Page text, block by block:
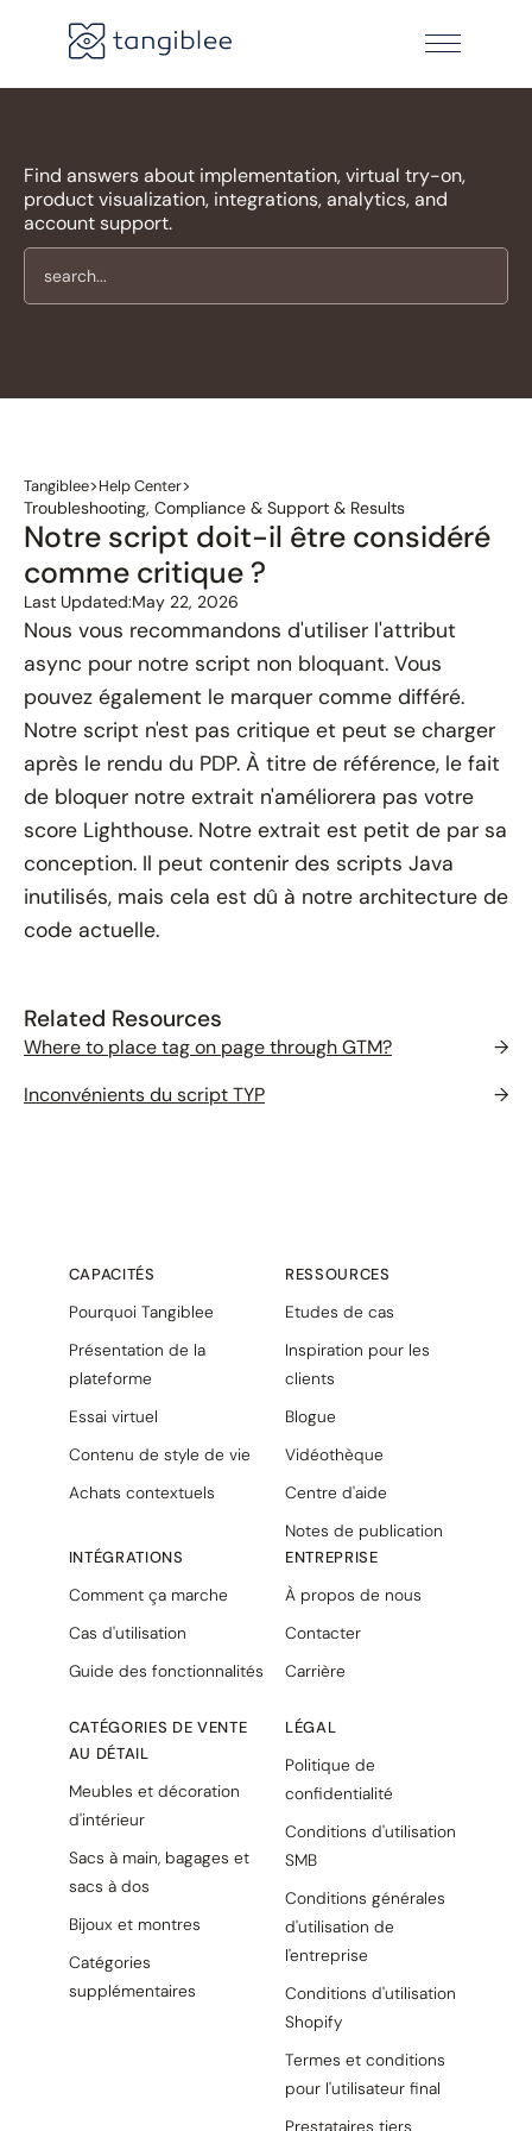
Find answers about implementation, virtual try-on,
product visualization, integrations, analytics, and
account support.
Tangiblee>Help Center>
Troubleshooting, Compliance & Support & Results
Notre script doit-il être considéré
comme critique ?
Last Updated:May 22, 2026
Nous vous recommandons d'utiliser l'attribut
async pour notre script non bloquant. Vous
pouvez également le marquer comme différé.
Notre script n'est pas critique et peut se charger
après le rendu du PDP. À titre de référence, le fait
de bloquer notre extrait n'améliorera pas votre
score Lighthouse. Notre extrait est petit de par sa
conception. Il peut contenir des scripts Java
inutilisés, mais cela est dû à notre architecture de
code actuelle.
Related Resources
Where to place tag on page through GTM?
→
Inconvénients du script TYP
→
CAPACITÉS
Pourquoi Tangiblee
Présentation de la
plateforme
Essai virtuel
Contenu de style de vie
Achats contextuels
INTÉGRATIONS
Comment ça marche
Cas d'utilisation
Guide des fonctionnalités
CATÉGORIES DE VENTE
AU DÉTAIL
Meubles et décoration
d'intérieur
Sacs à main, bagages et
sacs à dos
Bijoux et montres
Catégories
supplémentaires
RESSOURCES
Etudes de cas
Inspiration pour les
clients
Blogue
Vidéothèque
Centre d'aide
Notes de publication
ENTREPRISE
À propos de nous
Contacter
Carrière
LÉGAL
Politique de
confidentialité
Conditions d'utilisation
SMB
Conditions générales
d'utilisation de
l'entreprise
Conditions d'utilisation
Shopify
Termes et conditions
pour l'utilisateur final
Prestataires tiers